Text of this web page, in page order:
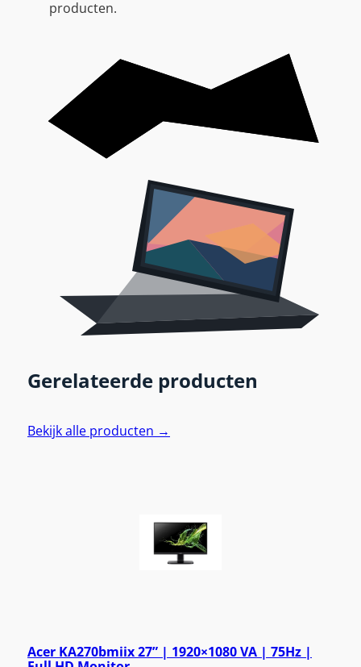
producten.
Gerelateerde producten
Bekijk alle producten →
Acer KA270bmiix 27” | 1920×1080 VA | 75Hz |